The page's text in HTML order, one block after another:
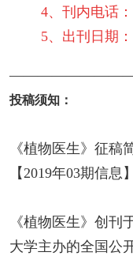
4、刊内电话
5、出刊日期
投稿须知：
《植物医生》征稿
【2019年03期信息】
《植物医生》创刊
大学主办的全国公